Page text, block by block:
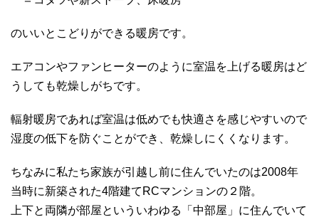
のいいとこどりができる暖房です。
エアコンやファンヒーターのように室温を上げる暖房はど
うしても乾燥しがちです。
輻射暖房であれば室温は低めでも快適さを感じやすいので
湿度の低下を防ぐことができ、乾燥しにくくなります。
ちなみに私たち家族が引越し前に住んでいたのは2008年
当時に新築された4階建てRCマンションの２階。
上下と両隣が部屋といういわゆる「中部屋」に住んでいて